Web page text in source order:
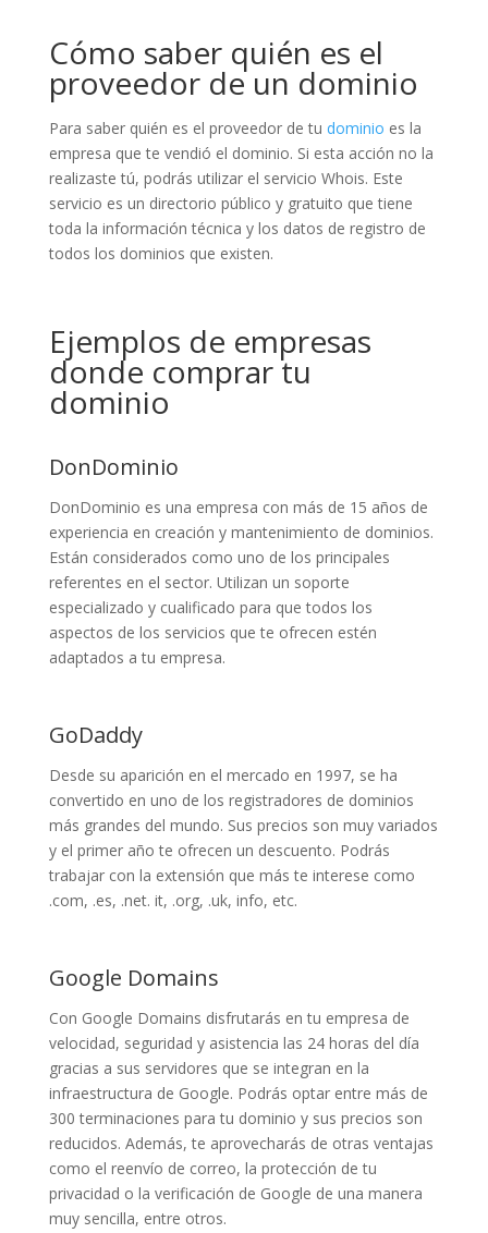
Cómo saber quién es el
proveedor de un dominio
Para saber quién es el proveedor de tu dominio es la
empresa que te vendió el dominio. Si esta acción no la
realizaste tú, podrás utilizar el servicio Whois. Este
servicio es un directorio público y gratuito que tiene
toda la información técnica y los datos de registro de
todos los dominios que existen.
Ejemplos de empresas
donde comprar tu
dominio
DonDominio
DonDominio es una empresa con más de 15 años de
experiencia en creación y mantenimiento de dominios.
Están considerados como uno de los principales
referentes en el sector. Utilizan un soporte
especializado y cualificado para que todos los
aspectos de los servicios que te ofrecen estén
adaptados a tu empresa.
GoDaddy
Desde su aparición en el mercado en 1997, se ha
convertido en uno de los registradores de dominios
más grandes del mundo. Sus precios son muy variados
y el primer año te ofrecen un descuento. Podrás
trabajar con la extensión que más te interese como
.com, .es, .net. it, .org, .uk, info, etc.
Google Domains
Con Google Domains disfrutarás en tu empresa de
velocidad, seguridad y asistencia las 24 horas del día
gracias a sus servidores que se integran en la
infraestructura de Google. Podrás optar entre más de
300 terminaciones para tu dominio y sus precios son
reducidos. Además, te aprovecharás de otras ventajas
como el reenvío de correo, la protección de tu
privacidad o la verificación de Google de una manera
muy sencilla, entre otros.